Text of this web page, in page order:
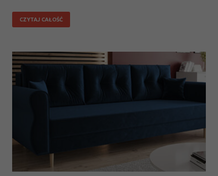
CZYTAJ CAŁOŚĆ